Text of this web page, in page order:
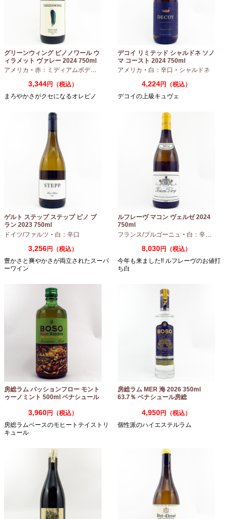
グリーンウィング ピノノワール ウ
ィラメット ヴァレー 2024 750ml
アメリカ ・ 赤：ミディアムボディ ピノノワール
3,344円（税込）
まろやかさがクセになるオレピノ
デコイ リミテッド シャルドネ ソノ
マ コースト 2024 750ml
アメリカ ・ 白：辛口 ・ シャルドネ
4,224円（税込）
デコイの上級キュヴェ
ゲルト ステップ ステップ ピノ ブ
ラン 2023 750ml
ドイツ/ファルツ ・ 白：辛口
3,256円（税込）
豊かさと爽やかさが両立されたスーパ
ーワイン
ルフレーヴ マコン ヴェルゼ 2024
750ml
フランス/ブルゴーニュ ・ 白：辛口
8,030円（税込）
今年も来ました!! ルフレーヴのお値打
ち白
房総ラム パッションフロー モント
ゥーノミント 500ml ペナシュール
3,960円（税込）
房総ラムベースのモヒートテイストリ
キュール
房総ラム MER 海 2026 350ml
63.7％ ベナシュール房総
4,950円（税込）
個性派のハイエステルラム